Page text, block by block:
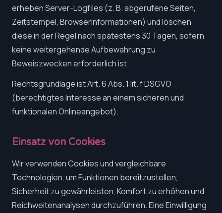
erheben Server-Logfiles (z. B. abgerufene Seiten,
Zeitstempel, Browserinformationen) und löschen
diese in der Regel nach spätestens 30 Tagen, sofern
keine weitergehende Aufbewahrung zu
Beweiszwecken erforderlich ist.
Rechtsgrundlage ist Art. 6 Abs. 1 lit. f DSGVO
(berechtigtes Interesse an einem sicheren und
funktionalen Onlineangebot).
Einsatz von Cookies
Wir verwenden Cookies und vergleichbare
Technologien, um Funktionen bereitzustellen,
Sicherheit zu gewährleisten, Komfort zu erhöhen und
Reichweitenanalysen durchzuführen. Eine Einwilligung